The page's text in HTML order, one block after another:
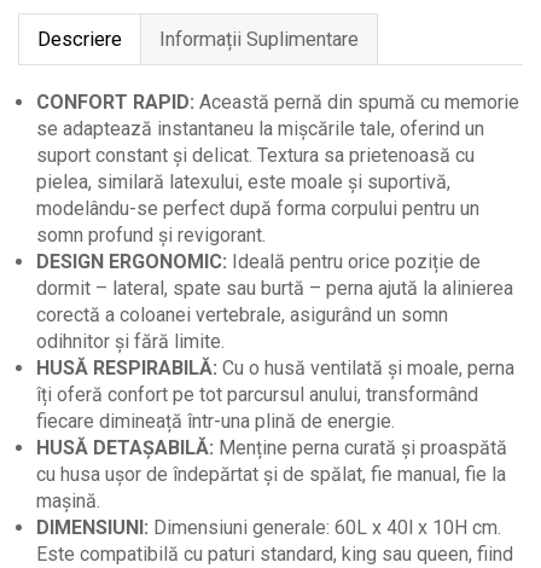
Descriere Informații Suplimentare
CONFORT RAPID: Această pernă din spumă cu memorie
se adaptează instantaneu la mișcările tale, oferind un
suport constant și delicat. Textura sa prietenoasă cu
pielea, similară latexului, este moale și suportivă,
modelându-se perfect după forma corpului pentru un
somn profund și revigorant.
DESIGN ERGONOMIC: Ideală pentru orice poziție de
dormit – lateral, spate sau burtă – perna ajută la alinierea
corectă a coloanei vertebrale, asigurând un somn
odihnitor și fără limite.
HUSĂ RESPIRABILĂ: Cu o husă ventilată și moale, perna
îți oferă confort pe tot parcursul anului, transformând
fiecare dimineață într-una plină de energie.
HUSĂ DETAȘABILĂ: Menține perna curată și proaspătă
cu husa ușor de îndepărtat și de spălat, fie manual, fie la
mașină.
DIMENSIUNI: Dimensiuni generale: 60L x 40l x 10H cm.
Este compatibilă cu paturi standard, king sau queen, fiind